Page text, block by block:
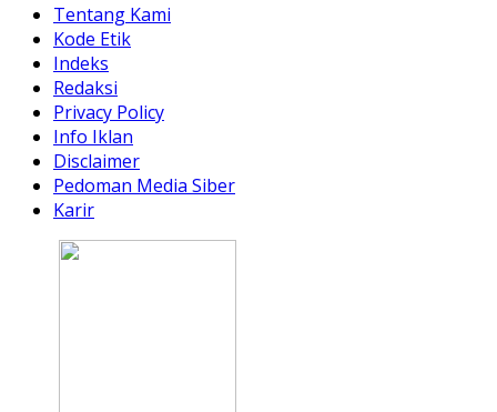
Tentang Kami
Kode Etik
Indeks
Redaksi
Privacy Policy
Info Iklan
Disclaimer
Pedoman Media Siber
Karir